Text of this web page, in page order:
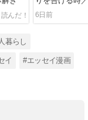
なる時９
6日前
暮らし
イ #エッセイ漫画